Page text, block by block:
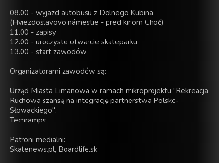
08.00 - wyjazd autobusu z Dolnego Kubina
(Hviezdoslavovo námestie - pred kinom Choč)
11.00 - zapisy
12.00 - uroczyste otwarcie skateparku
13.00 - start zawodów
Organizatorami zawodów są:
Urząd Miasta Limanowa w ramach mikroprojektu "Rekreacja
Ruchowa szansą na integrację partnerstwa Polsko-
Słowackiego".
Techramps
Patroni medialni:
Skatenews.pl, Boardlife.sk